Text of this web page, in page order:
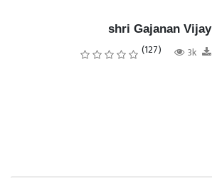
shri Gajanan Vijay
(127) 3k